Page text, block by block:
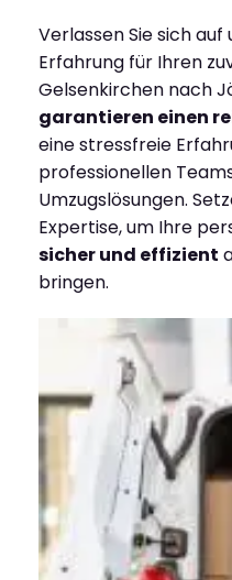
Verlassen Sie sich
Erfahrung für Ihren
Gelsenkirchen nach
garantieren einen
eine stressfreie
professionellen
Umzugslösungen.
Expertise, um Ihre
sicher und effizient
bringen.